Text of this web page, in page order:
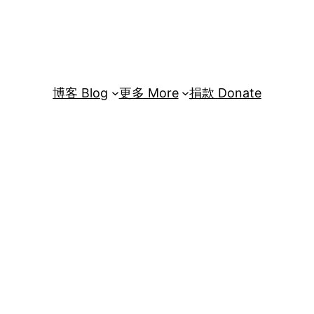
博客 Blog 更多 More 捐款 Donate